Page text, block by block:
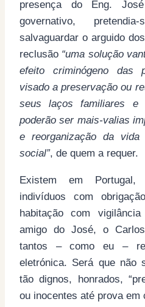
presença do Eng.
governativo,
salvaguardar o arguido
reclusão “uma solução
efeito criminógeno das
visado a preservação ou
seus laços familiares e
poderão ser mais-valias
e reorganização da
social”, de quem a requer.
Existem em
indivíduos com
habitação com
amigo do José, o
tantos – como eu –
eletrónica. Será que não
tão dignos, honrados,
ou inocentes até prova em